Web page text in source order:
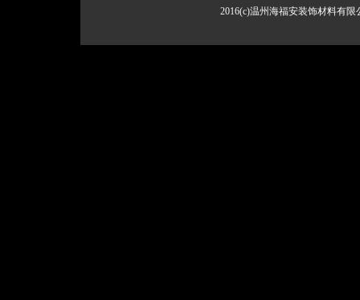
2016(c)温州海福安装饰材料有